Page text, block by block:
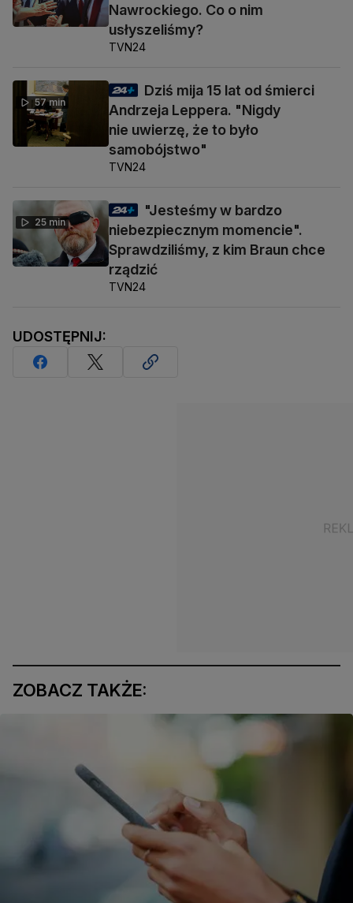
Nawrockiego. Co o nim
usłyszeliśmy?
TVN24
57 min
Dziś mija 15 lat od śmierci
Andrzeja Leppera. "Nigdy
nie uwierzę, że to było
samobójstwo"
TVN24
25 min
"Jesteśmy w bardzo
niebezpiecznym momencie".
Sprawdziliśmy, z kim Braun chce
rządzić
TVN24
UDOSTĘPNIJ:
ZOBACZ TAKŻE: